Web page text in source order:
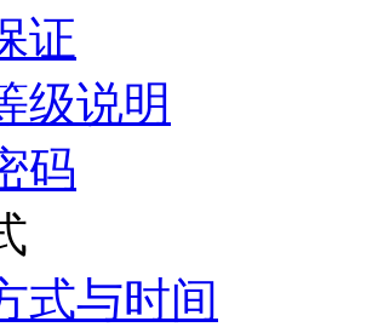
证
级说明
码
式与时间